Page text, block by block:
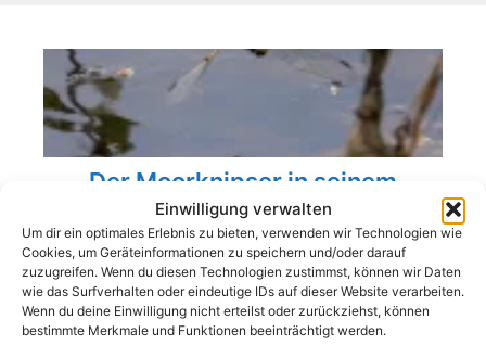
Einwilligung verwalten
Um dir ein optimales Erlebnis zu bieten, verwenden wir Technologien wie
Cookies, um Geräteinformationen zu speichern und/oder darauf
zuzugreifen. Wenn du diesen Technologien zustimmst, können wir Daten
wie das Surfverhalten oder eindeutige IDs auf dieser Website verarbeiten.
Wenn du deine Einwilligung nicht erteilst oder zurückziehst, können
bestimmte Merkmale und Funktionen beeinträchtigt werden.
Der Moorknipser in seinem
natürlichen Habitat
Die Sonne schien, der Himmel war nur leicht
bewölkt, ein optimaler Fotografietag. Die Kamera
greifen, ins Auto steigen, hinaus ins ...